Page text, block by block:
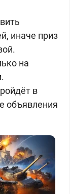
иначе приз
на
в
объявления